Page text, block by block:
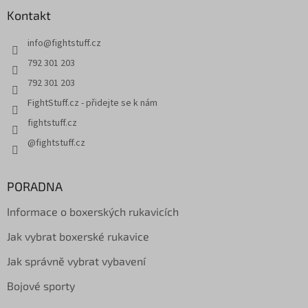
Kontakt
info@fightstuff.cz
792 301 203
792 301 203
FightStuff.cz - přidejte se k nám
fightstuff.cz
@fightstuff.cz
PORADNA
Informace o boxerských rukavicích
Jak vybrat boxerské rukavice
Jak správně vybrat vybavení
Bojové sporty